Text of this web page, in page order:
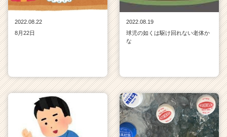
2022.08.22
8月22日
2022.08.19
球児の如くは駆け回れない老体か
な